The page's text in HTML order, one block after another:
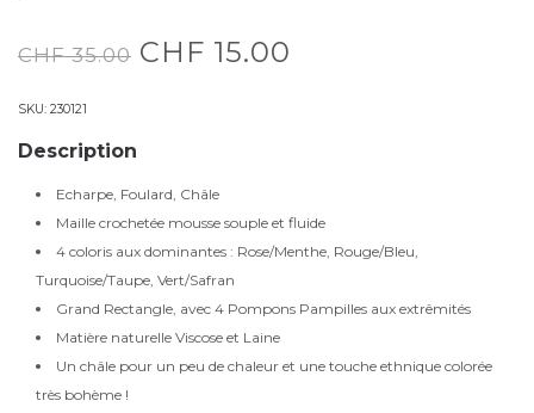
CHF35.00 CHF 15.00
SKU: 230121
Description
Echarpe, Foulard, Châle
Maille crochetée mousse souple et fluide
4 coloris aux dominantes : Rose/Menthe, Rouge/Bleu,
Turquoise/Taupe, Vert/Safran
Grand Rectangle, avec 4 Pompons Pampilles aux extrêmités
Matière naturelle Viscose et Laine
Un châle pour un peu de chaleur et une touche ethnique colorée
très bohème !